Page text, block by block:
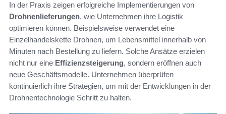
In der Praxis zeigen erfolgreiche Implementierungen von
Drohnenlieferungen, wie Unternehmen ihre Logistik
optimieren können. Beispielsweise verwendet eine
Einzelhandelskette Drohnen, um Lebensmittel innerhalb von
Minuten nach Bestellung zu liefern. Solche Ansätze erzielen
nicht nur eine Effizienzsteigerung, sondern eröffnen auch
neue Geschäftsmodelle. Unternehmen überprüfen
kontinuierlich ihre Strategien, um mit der Entwicklungen in der
Drohnentechnologie Schritt zu halten.